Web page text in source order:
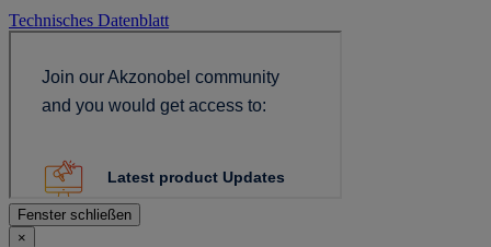
Technisches Datenblatt
Fenster schließen
×